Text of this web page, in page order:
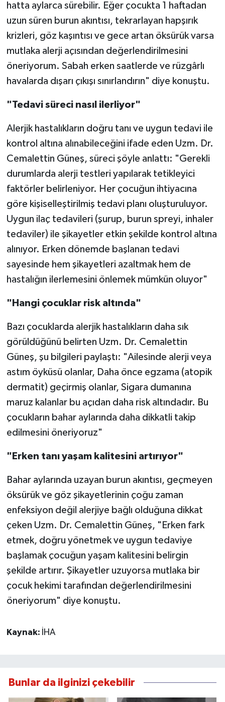
hatta aylarca sürebilir. Eğer çocukta 1 haftadan
uzun süren burun akıntısı, tekrarlayan hapşırık
krizleri, göz kaşıntısı ve gece artan öksürük varsa
mutlaka alerji açısından değerlendirilmesini
öneriyorum. Sabah erken saatlerde ve rüzgârlı
havalarda dışarı çıkışı sınırlandırın" diye konuştu.
"Tedavi süreci nasıl ilerliyor"
Alerjik hastalıkların doğru tanı ve uygun tedavi ile
kontrol altına alınabileceğini ifade eden Uzm. Dr.
Cemalettin Güneş, süreci şöyle anlattı: "Gerekli
durumlarda alerji testleri yapılarak tetikleyici
faktörler belirleniyor. Her çocuğun ihtiyacına
göre kişiselleştirilmiş tedavi planı oluşturuluyor.
Uygun ilaç tedavileri (şurup, burun spreyi, inhaler
tedaviler) ile şikayetler etkin şekilde kontrol altına
alınıyor. Erken dönemde başlanan tedavi
sayesinde hem şikayetleri azaltmak hem de
hastalığın ilerlemesini önlemek mümkün oluyor"
"Hangi çocuklar risk altında"
Bazı çocuklarda alerjik hastalıkların daha sık
görüldüğünü belirten Uzm. Dr. Cemalettin
Güneş, şu bilgileri paylaştı: "Ailesinde alerji veya
astım öyküsü olanlar, Daha önce egzama (atopik
dermatit) geçirmiş olanlar, Sigara dumanına
maruz kalanlar bu açıdan daha risk altındadır. Bu
çocukların bahar aylarında daha dikkatli takip
edilmesini öneriyoruz"
"Erken tanı yaşam kalitesini artırıyor"
Bahar aylarında uzayan burun akıntısı, geçmeyen
öksürük ve göz şikayetlerinin çoğu zaman
enfeksiyon değil alerjiye bağlı olduğuna dikkat
çeken Uzm. Dr. Cemalettin Güneş, "Erken fark
etmek, doğru yönetmek ve uygun tedaviye
başlamak çocuğun yaşam kalitesini belirgin
şekilde artırır. Şikayetler uzuyorsa mutlaka bir
çocuk hekimi tarafından değerlendirilmesini
öneriyorum" diye konuştu.
Kaynak: İHA
Bunlar da ilginizi çekebilir